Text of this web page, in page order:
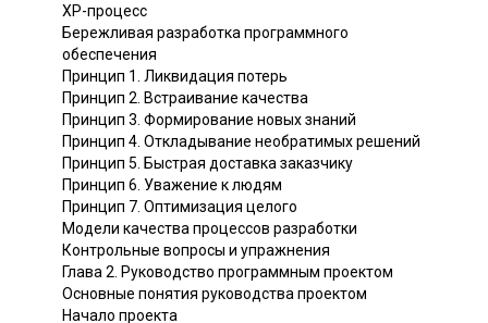
ХР-процесс
Бережливая разработка программного
обеспечения
Принцип 1. Ликвидация потерь
Принцип 2. Встраивание качества
Принцип 3. Формирование новых знаний
Принцип 4. Откладывание необратимых решений
Принцип 5. Быстрая доставка заказчику
Принцип 6. Уважение к людям
Принцип 7. Оптимизация целого
Модели качества процессов разработки
Контрольные вопросы и упражнения
Глава 2. Руководство программным проектом
Основные понятия руководства проектом
Начало проекта